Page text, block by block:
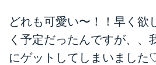
どれも可愛い〜！！早く欲
く予定だったんですが、、
にゲットしてしまいました